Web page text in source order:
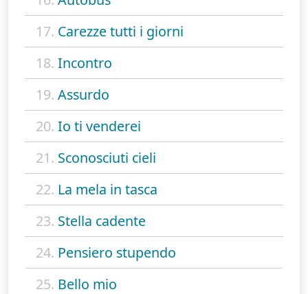
17. Carezze tutti i giorni
18. Incontro
19. Assurdo
20. Io ti venderei
21. Sconosciuti cieli
22. La mela in tasca
23. Stella cadente
24. Pensiero stupendo
25. Bello mio